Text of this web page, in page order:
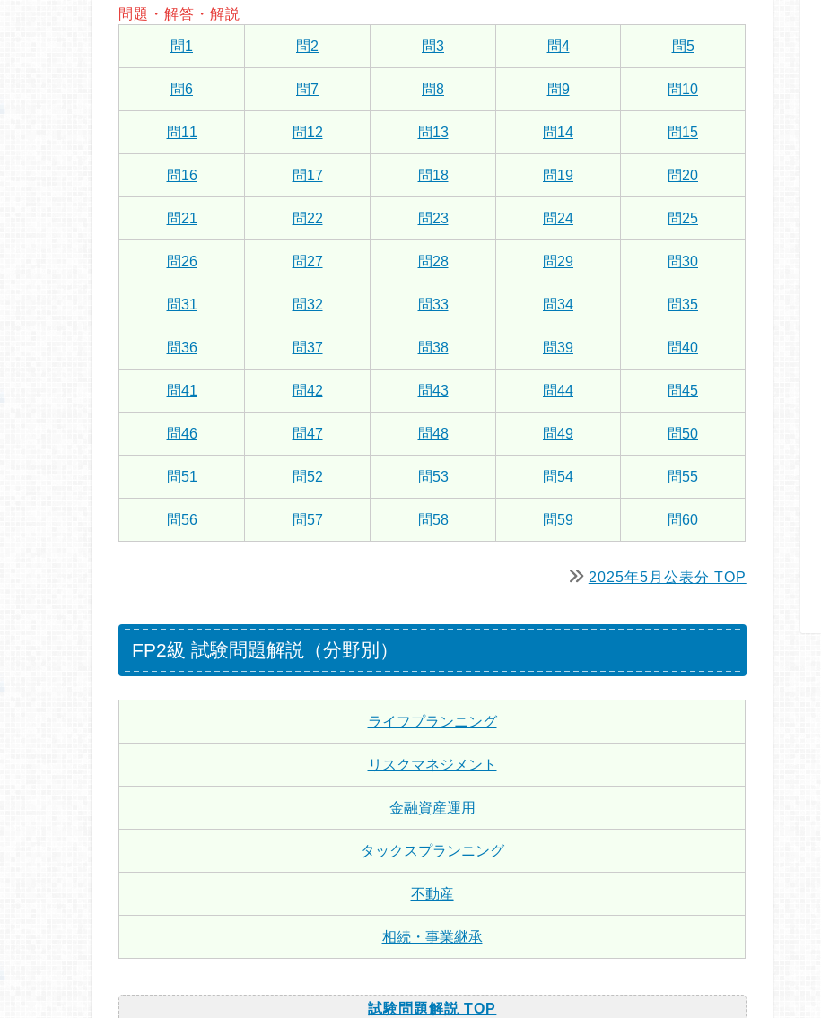
問題・解答・解説
問1 問2 問3 問4 問5
問6 問7 問8 問9 問10
問11 問12 問13 問14 問15
問16 問17 問18 問19 問20
問21 問22 問23 問24 問25
問26 問27 問28 問29 問30
問31 問32 問33 問34 問35
問36 問37 問38 問39 問40
問41 問42 問43 問44 問45
問46 問47 問48 問49 問50
問51 問52 問53 問54 問55
問56 問57 問58 問59 問60
2025年5月公表分 TOP
FP2級 試験問題解説（分野別）
ライフプランニング
リスクマネジメント
金融資産運用
タックスプランニング
不動産
相続・事業継承
試験問題解説 TOP